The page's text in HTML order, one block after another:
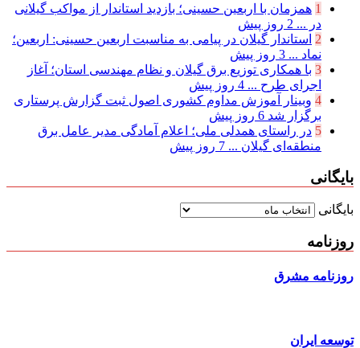
1 همزمان با اربعین حسینی؛ بازدید استاندار از مواکب گیلانی
در ... 2 روز پیش
2 استاندار گیلان در پیامی به مناسبت اربعین حسینی: اربعین؛
نماد ... 3 روز پیش
3 با همکاری توزیع برق گیلان و نظام مهندسی استان؛ آغاز
اجرای طرح ... 4 روز پیش
4 وبینار آموزش مداوم کشوری اصول ثبت گزارش پرستاری
برگزار شد 6 روز پیش
5 در راستای همدلی ملی؛ اعلام آمادگی مدیر عامل برق
منطقه‌ای گیلان ... 7 روز پیش
بایگانی
بایگانی
روزنامه
روزنامه مشرق
توسعه ایران